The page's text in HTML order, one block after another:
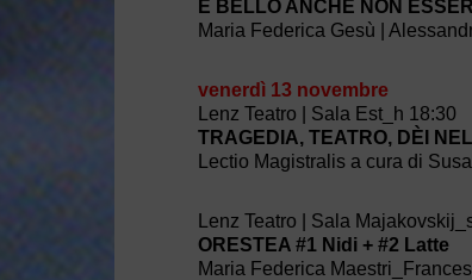
È BELLO ANCHE NON
Maria Federica Gesù |
venerdì 13 novembre
Lenz Teatro | Sala Est_h 18:30
TRAGEDIA, TEATRO, DÈI
Lectio Magistralis a cura di
Lenz Teatro | Sala
ORESTEA #1 Nidi + #2 Latte
Maria Federica